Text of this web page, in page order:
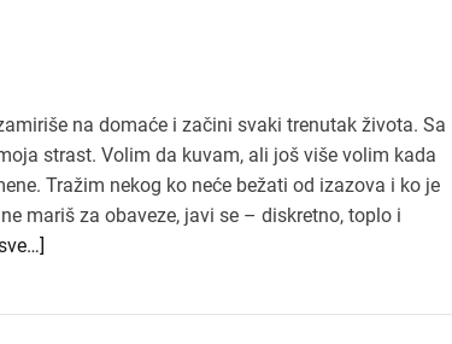
na domaće i začini svaki trenutak života. Sa
strast. Volim da kuvam, ali još više volim kada
Tražim nekog ko neće bežati od izazova i ko je
mariš za obaveze, javi se – diskretno, toplo i